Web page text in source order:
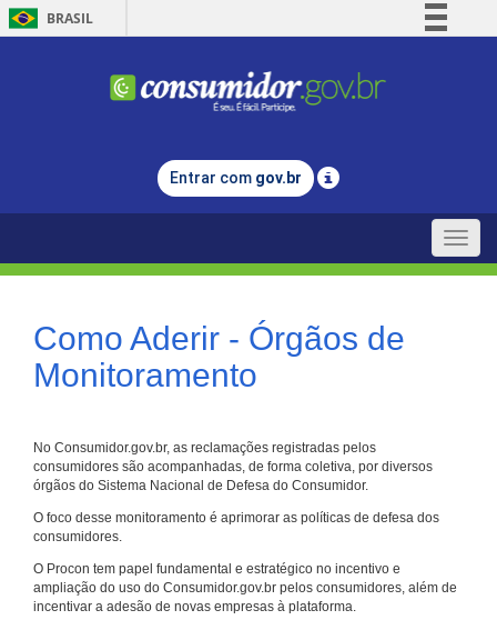
BRASIL
Comunica BR
Legislação
Entrar com gov.br
Toggle
Como Aderir - Órgãos de
Monitoramento
No Consumidor.gov.br, as reclamações registradas pelos
consumidores são acompanhadas, de forma coletiva, por diversos
órgãos do Sistema Nacional de Defesa do Consumidor.
O foco desse monitoramento é aprimorar as políticas de defesa dos
consumidores.
O Procon tem papel fundamental e estratégico no incentivo e
ampliação do uso do Consumidor.gov.br pelos consumidores, além de
incentivar a adesão de novas empresas à plataforma.